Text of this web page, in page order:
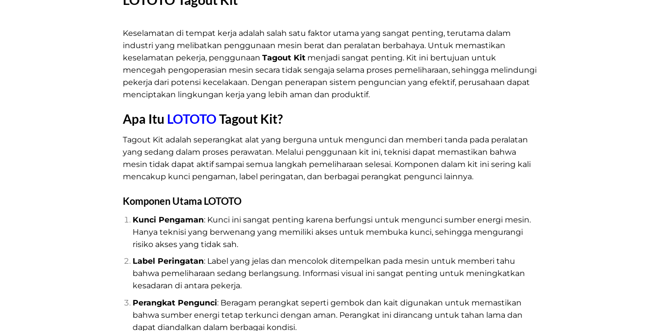
Keselamatan di tempat kerja adalah salah satu faktor utama yang sangat penting, terutama dalam
industri yang melibatkan penggunaan mesin berat dan peralatan berbahaya. Untuk memastikan
keselamatan pekerja, penggunaan Tagout Kitmenjadi sangat penting. Kit ini bertujuan untuk
mencegah pengoperasian mesin secara tidak sengaja selama proses pemeliharaan, sehingga melindungi
pekerja dari potensi kecelakaan. Dengan penerapan sistem penguncian yang efektif, perusahaan dapat
menciptakan lingkungan kerja yang lebih aman dan produktif.
Apa Itu LOTOTO Tagout Kit?
Tagout Kit adalah seperangkat alat yang berguna untuk mengunci dan memberi tanda pada peralatan
yang sedang dalam proses perawatan. Melalui penggunaan kit ini, teknisi dapat memastikan bahwa
mesin tidak dapat aktif sampai semua langkah pemeliharaan selesai. Komponen dalam kit ini sering kali
mencakup kunci pengaman, label peringatan, dan berbagai perangkat pengunci lainnya.
Komponen Utama LOTOTO
Kunci Pengaman: Kunci ini sangat penting karena berfungsi untuk mengunci sumber energi mesin.
Hanya teknisi yang berwenang yang memiliki akses untuk membuka kunci, sehingga mengurangi
risiko akses yang tidak sah.
Label Peringatan: Label yang jelas dan mencolok ditempelkan pada mesin untuk memberi tahu
bahwa pemeliharaan sedang berlangsung. Informasi visual ini sangat penting untuk meningkatkan
kesadaran di antara pekerja.
Perangkat Pengunci: Beragam perangkat seperti gembok dan kait digunakan untuk memastikan
bahwa sumber energi tetap terkunci dengan aman. Perangkat ini dirancang untuk tahan lama dan
dapat diandalkan dalam berbagai kondisi.